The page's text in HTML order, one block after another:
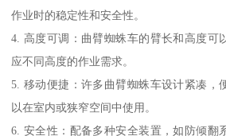
作业时的稳定性和安全性。
4. 高度可调：曲臂蜘蛛车的臂长和高度可
应不同高度的作业需求。
5. 移动便捷：许多曲臂蜘蛛车设计紧凑，
以在室内或狭窄空间中使用。
6. 安全性：配备多种安全装置，如防倾翻